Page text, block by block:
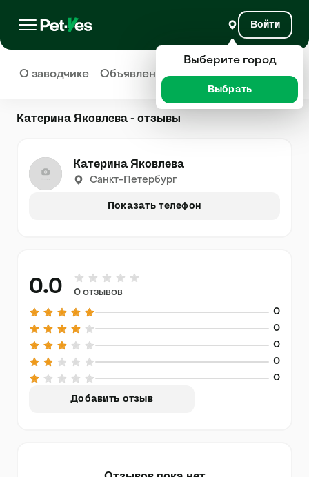
Войти
О заводчике Объявления Отзывы
Катерина Яковлева - отзывы
Катерина Яковлева
Санкт-Петербург
Показать телефон
0.0 0 отзывов
0
0
0
0
0
Добавить отзыв
Выберите город
Выбрать